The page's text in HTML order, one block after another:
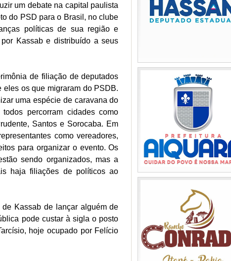
um debate na capital paulista
do PSD para o Brasil, no clube
políticas de sua região e
Kassab e distribuído a seus
de filiação de deputados
os que migraram do PSDB.
uma espécie de caravana do
percorram cidades como
Santos e Sorocaba. Em
como vereadores,
para organizar o evento. Os
sendo organizados, mas a
haja filiações de políticos ao
Kassab de lançar alguém de
pode custar à sigla o posto
hoje ocupado por Felício